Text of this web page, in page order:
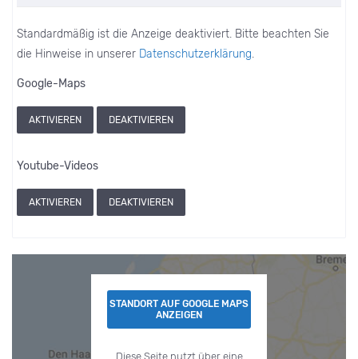
Standardmäßig ist die Anzeige deaktiviert. Bitte beachten Sie
die Hinweise in unserer Datenschutzerklärung.
Google-Maps
AKTIVIEREN DEAKTIVIEREN
Youtube-Videos
AKTIVIEREN DEAKTIVIEREN
STANDORT AUF GOOGLE MAPS
ANZEIGEN
Diese Seite nutzt über eine